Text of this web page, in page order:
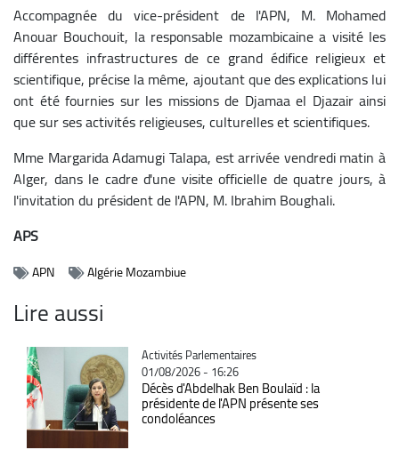
Accompagnée du vice-président de l'APN, M. Mohamed
Anouar Bouchouit, la responsable mozambicaine a visité les
différentes infrastructures de ce grand édifice religieux et
scientifique, précise la même, ajoutant que des explications lui
ont été fournies sur les missions de Djamaa el Djazair ainsi
que sur ses activités religieuses, culturelles et scientifiques.
Mme Margarida Adamugi Talapa, est arrivée vendredi matin à
Alger, dans le cadre d'une visite officielle de quatre jours, à
l'invitation du président de l'APN, M. Ibrahim Boughali.
APS
APN Algérie Mozambiue
Lire aussi
Catégorie
Activités Parlementaires
01/08/2026 - 16:26
Décès d'Abdelhak Ben Boulaïd : la
présidente de l'APN présente ses
condoléances